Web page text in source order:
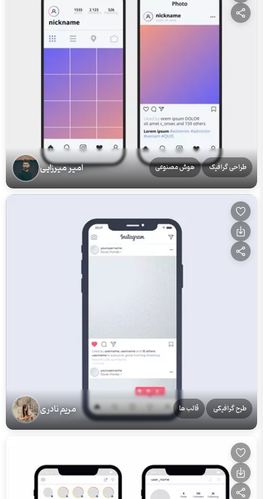
طراحی گرافیک هوش مصنوعی امیر میرزایی
طرح گرافیکی قالب ها مریم نادری